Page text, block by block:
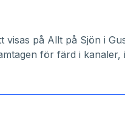
visas på Allt på Sjön i
för färd i kanaler,